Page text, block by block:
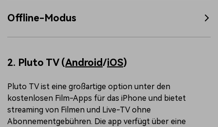
Offline-Modus
2. Pluto TV (Android/iOS)
Pluto TV ist eine großartige option unter den
kostenlosen Film-Apps für das iPhone und bietet
streaming von Filmen und Live-TV ohne
Abonnementgebühren. Die app verfügt über eine